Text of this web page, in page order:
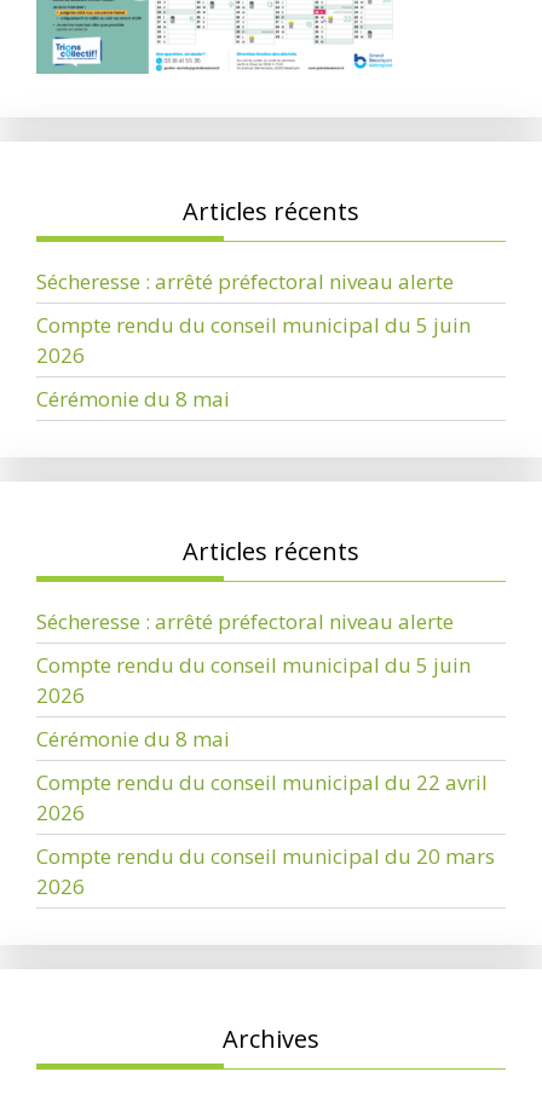
Articles récents
Sécheresse : arrêté préfectoral niveau alerte
Compte rendu du conseil municipal du 5 juin
2026
Cérémonie du 8 mai
Articles récents
Sécheresse : arrêté préfectoral niveau alerte
Compte rendu du conseil municipal du 5 juin
2026
Cérémonie du 8 mai
Compte rendu du conseil municipal du 22 avril
2026
Compte rendu du conseil municipal du 20 mars
2026
Archives